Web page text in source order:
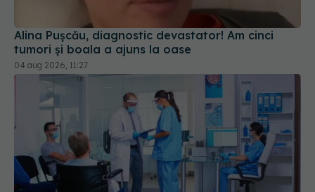
Alina Pușcău, diagnostic devastator! Am cinci
tumori și boala a ajuns la oase
04 aug 2026, 11:27